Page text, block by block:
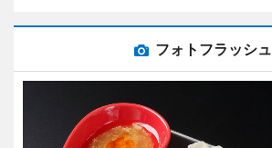
フォトフラッシュ